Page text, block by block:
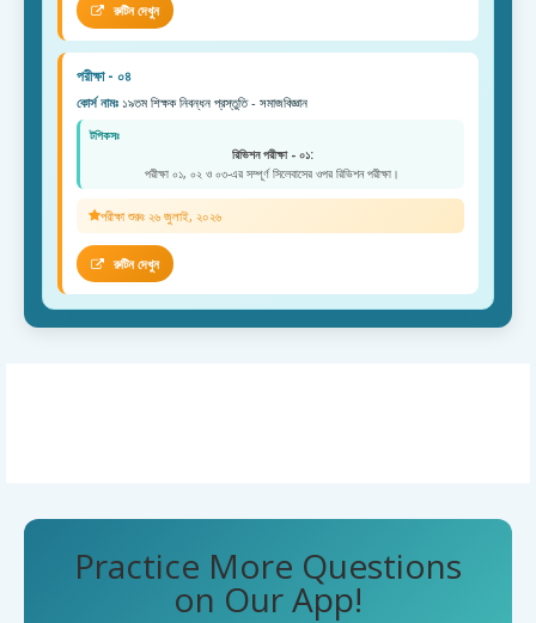
রুটিন দেখুন
পরীক্ষা - ০৪
কোর্স নামঃ ১৯তম শিক্ষক নিবন্ধন প্রস্তুতি - সমাজবিজ্ঞান
টপিকসঃ
রিভিশন পরীক্ষা - ০১:
পরীক্ষা ০১, ০২ ও ০৩-এর সম্পূর্ণ সিলেবাসের ওপর রিভিশন পরীক্ষা।
পরীক্ষা শুরুঃ ২৬ জুলাই, ২০২৬
রুটিন দেখুন
Practice More Questions
on Our App!